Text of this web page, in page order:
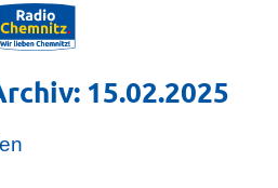
15.02.2025